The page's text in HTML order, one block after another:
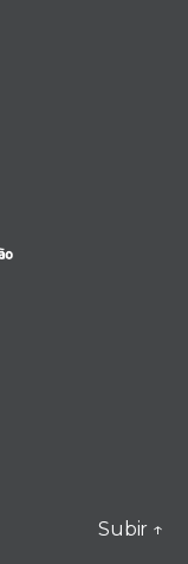
Subir ↑